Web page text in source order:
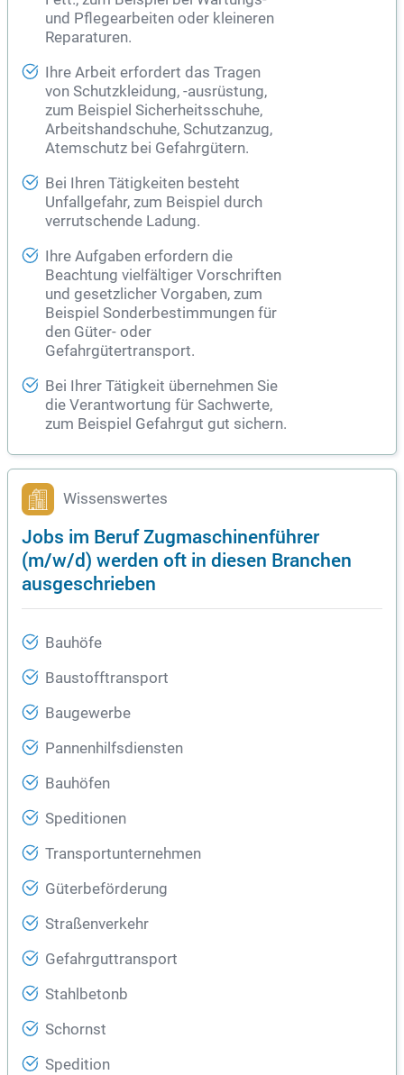
und Pflegearbeiten oder kleineren
Reparaturen.
Ihre Arbeit erfordert das Tragen
von Schutzkleidung, -ausrüstung,
zum Beispiel Sicherheitsschuhe,
Arbeitshandschuhe, Schutzanzug,
Atemschutz bei Gefahrgütern.
Bei Ihren Tätigkeiten besteht
Unfallgefahr, zum Beispiel durch
verrutschende Ladung.
Ihre Aufgaben erfordern die
Beachtung vielfältiger Vorschriften
und gesetzlicher Vorgaben, zum
Beispiel Sonderbestimmungen für
den Güter- oder
Gefahrgütertransport.
Bei Ihrer Tätigkeit übernehmen Sie
die Verantwortung für Sachwerte,
zum Beispiel Gefahrgut gut sichern.
Wissenswertes
Jobs im Beruf Zugmaschinenführer
(m/w/d) werden oft in diesen Branchen
ausgeschrieben
Bauhöfe
Baustofftransport
Baugewerbe
Pannenhilfsdiensten
Bauhöfen
Speditionen
Transportunternehmen
Güterbeförderung
Straßenverkehr
Gefahrguttransport
Stahlbetonb
Schornst
Spedition